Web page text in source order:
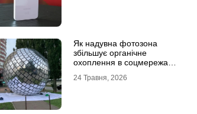
Як надувна фотозона
збільшує органічне
охоплення в соцмережах:
контенту
24 Травня, 2026